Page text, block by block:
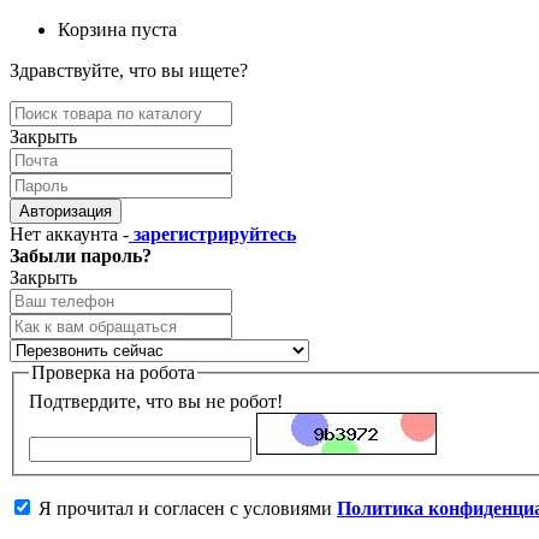
Корзина пуста
Здравствуйте, что вы ищете?
Закрыть
Авторизация
Нет аккаунта - зарегистрируйтесь
Забыли пароль?
Закрыть
Проверка на робота
Подтвердите, что вы не робот!
Я прочитал и согласен с условиями Политика